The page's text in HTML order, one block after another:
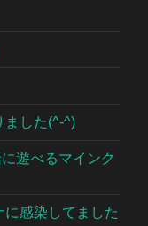
ました(^-^)
遊べるマインク
感染してました